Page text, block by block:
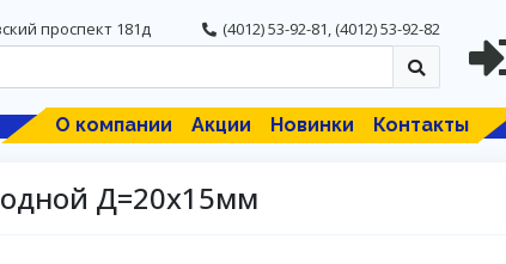
проспект 181д (4012) 53-92-81,(4012) 53-92-82
О компании Акции Новинки Контакты
Д=20х15мм